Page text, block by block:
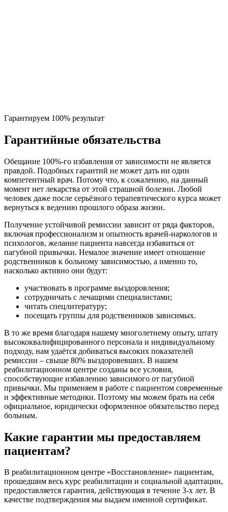
Гарантируем 100% результат
Гарантийные обязательства
Обещание 100%-го избавления от зависимости не является
правдой. Подобных гарантий не может дать ни один
компетентный врач. Потому что, к сожалению, на данный
момент нет лекарства от этой страшной болезни. Любой
человек даже после серьёзного терапевтического курса может
вернуться к ведению прошлого образа жизни.
Получение устойчивой ремиссии зависит от ряда факторов,
включая профессионализм и опытность врачей-наркологов и
психологов, желание пациента навсегда избавиться от
пагубной привычки. Немалое значение имеет отношение
родственников к больному зависимостью, а именно то,
насколько активно они будут:
участвовать в программе выздоровления;
сотрудничать с лечащими специалистами;
читать спецлитературу;
посещать группы для родственников зависимых.
В то же время благодаря нашему многолетнему опыту, штату
высококвалифицированного персонала и индивидуальному
подходу, нам удаётся добиваться высоких показателей
ремиссии – свыше 80% выздоровевших. В нашем
реабилитационном центре созданы все условия,
способствующие избавлению зависимого от пагубной
привычки. Мы применяем в работе с пациентом современные
и эффективные методики. Поэтому мы можем брать на себя
официальное, юридически оформленное обязательство перед
больным.
Какие гарантии мы предоставляем
пациентам?
В реабилитационном центре «Восстановление» пациентам,
прошедшим весь курс реабилитации и социальной адаптации,
предоставляется гарантия, действующая в течение 3-х лет. В
качестве подтверждения мы выдаем именной сертификат.